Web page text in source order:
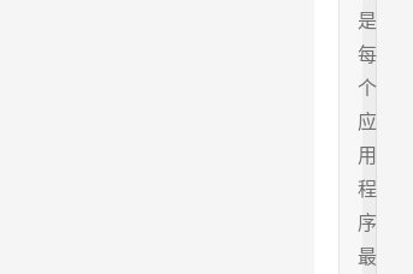
是
每
个
应
用
程
序
最